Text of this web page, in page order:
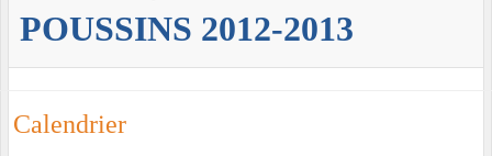
POUSSINS 2012-2013
Calendrier